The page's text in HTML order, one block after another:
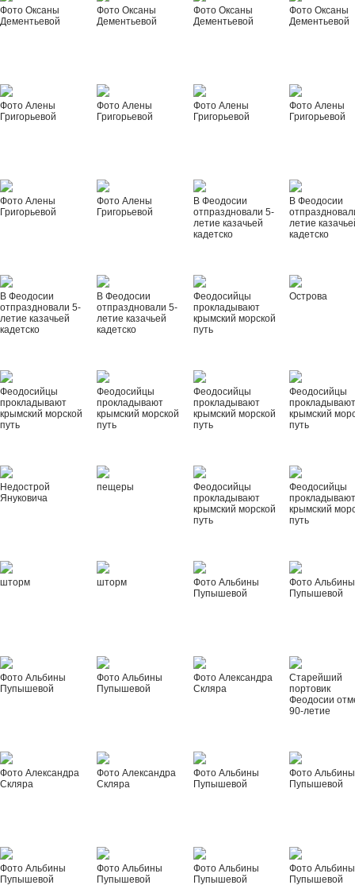
Фото Оксаны
Дементьевой
Фото Оксаны
Дементьевой
Фото Оксаны
Дементьевой
Фото Оксаны
Дементьевой
Фото Алены
Григорьевой
Фото Алены
Григорьевой
Фото Алены
Григорьевой
Фото Алены
Григорьевой
Фото Алены
Григорьевой
Фото Алены
Григорьевой
В Феодосии
отпраздновали 5-
летие казачьей
кадетско
В Феодосии
летие
кадетско
В Феодосии
отпраздновали 5-
летие казачьей
кадетско
В Феодосии
отпраздновали 5-
летие казачьей
кадетско
Феодосийцы
прокладывают
крымский морской
путь
Острова
Феодосийцы
прокладывают
крымский морской
путь
Феодосийцы
прокладывают
крымский морской
путь
Феодосийцы
прокладывают
крымский морской
путь
Феодосийцы
крымский
путь
Недострой
Януковича
пещеры
Феодосийцы
прокладывают
крымский морской
путь
Феодосийцы
крымский
путь
шторм шторм
Фото Альбины
Пупышевой
Фото Альбины
Пупышевой
Фото Альбины
Пупышевой
Фото Альбины
Пупышевой
Фото Александра
Скляра
Старейший
портовик
Феодосии
90-летие
Фото Александра
Скляра
Фото Александра
Скляра
Фото Альбины
Пупышевой
Фото Альбины
Пупышевой
Фото Альбины
Пупышевой
Фото Альбины
Пупышевой
Фото Альбины
Пупышевой
Фото Альбины
Пупышевой